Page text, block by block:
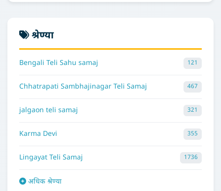
श्रेण्या
Bengali Teli Sahu samaj 121
Chhatrapati Sambhajinagar Teli Samaj 467
jalgaon teli samaj 321
Karma Devi 355
Lingayat Teli Samaj 1736
अधिक श्रेण्या